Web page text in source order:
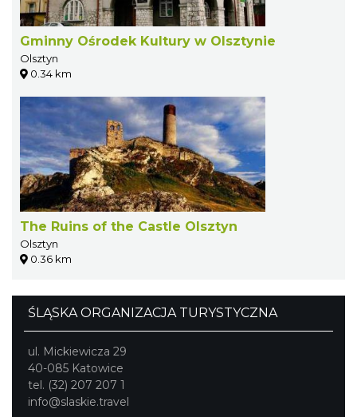
Gminny Ośrodek Kultury w Olsztynie
Olsztyn
0.34 km
The Ruins of the Castle Olsztyn
Olsztyn
0.36 km
ŚLĄSKA ORGANIZACJA TURYSTYCZNA
ul. Mickiewicza 29
40-085 Katowice
tel. (32) 207 207 1
info@slaskie.travel